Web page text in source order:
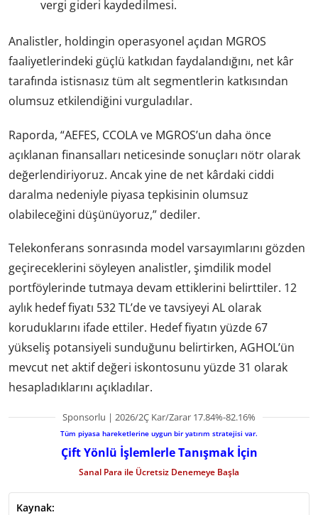
vergi gideri kaydedilmesi.
Analistler, holdingin operasyonel açıdan MGROS
faaliyetlerindeki güçlü katkıdan faydalandığını, net kâr
tarafında istisnasız tüm alt segmentlerin katkısından
olumsuz etkilendiğini vurguladılar.
Raporda, “AEFES, CCOLA ve MGROS’un daha önce
açıklanan finansalları neticesinde sonuçları nötr olarak
değerlendiriyoruz. Ancak yine de net kârdaki ciddi
daralma nedeniyle piyasa tepkisinin olumsuz
olabileceğini düşünüyoruz,” dediler.
Telekonferans sonrasında model varsayımlarını gözden
geçireceklerini söyleyen analistler, şimdilik model
portföylerinde tutmaya devam ettiklerini belirttiler. 12
aylık hedef fiyatı 532 TL’de ve tavsiyeyi AL olarak
koruduklarını ifade ettiler. Hedef fiyatın yüzde 67
yükseliş potansiyeli sunduğunu belirtirken, AGHOL’ün
mevcut net aktif değeri iskontosunu yüzde 31 olarak
hesapladıklarını açıkladılar.
Sponsorlu | 2026/2Ç Kar/Zarar 17.84%-82.16%
Tüm piyasa hareketlerine uygun bir yatırım stratejisi var.
Çift Yönlü İşlemlerle Tanışmak İçin
Sanal Para ile Ücretsiz Denemeye Başla
Kaynak: